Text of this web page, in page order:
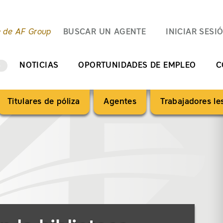
de AF Group BUSCAR UN AGENTE INICIAR
Titulares de póliza Agentes Trabajadores
NOTICIAS OPORTUNIDADES DE EMPLEO
eléctricas")